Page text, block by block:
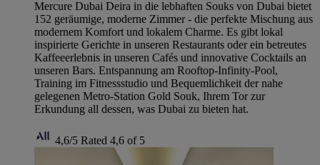
Mercure Dubai Deira in die lebhaften Souks von Dubai bietet
152 geräumige, moderne Zimmer - die perfekte Mischung aus
modernem Komfort und lokalem Charme. Es gibt lokal
inspirierte Gerichte in unseren Restaurants oder ein betreutes
Kaffeeerlebnis in unseren Cafés und innovative Cocktails an
unseren Bars. Entspannung am Rooftop-Infinity-Pool,
Training im Fitnessstudio und Bequemlichkeit der nahe
gelegenen Metro-Station Gold Souk, Ihrem Tor zur
Erkundung all dessen, was Dubai zu bieten hat.
4,6/5 Rated 4,6 of 5